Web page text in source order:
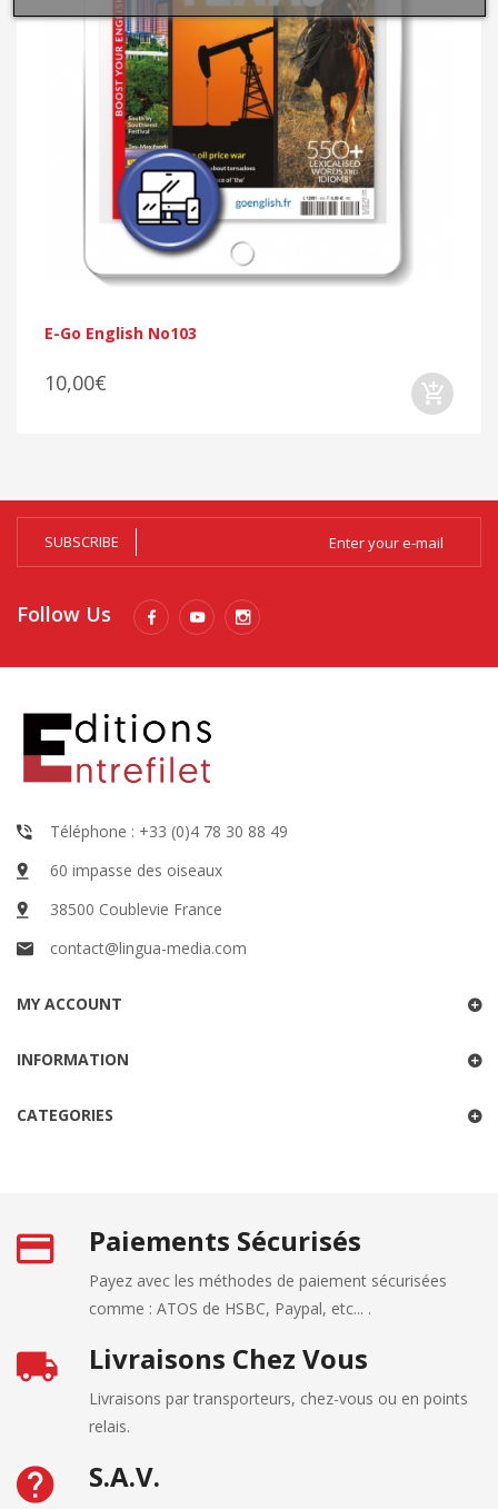
E-Go English No103
10,00€
SUBSCRIBE
Follow Us
Téléphone : +33 (0)4 78 30 88 49
60 impasse des oiseaux
38500 Coublevie France
contact@lingua-media.com
MY ACCOUNT
INFORMATION
CATEGORIES
Paiements Sécurisés
Payez avec les méthodes de paiement sécurisées
comme : ATOS de HSBC, Paypal, etc... .
Livraisons Chez Vous
Livraisons par transporteurs, chez-vous ou en points
relais.
S.A.V.